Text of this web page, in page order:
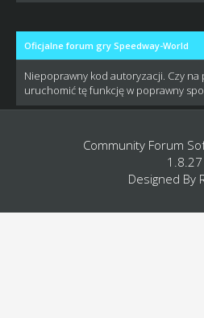
Oficjalne forum gry Speedway-World
Niepoprawny kod autoryzacji. Czy
uruchomić tę funkcję w poprawny
Community Forum
1.8.27
Designed By